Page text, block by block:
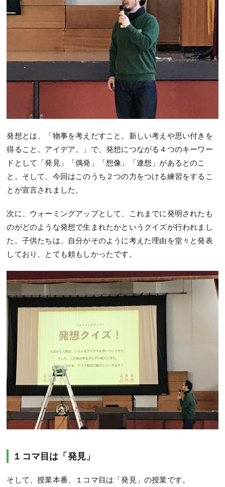
発想とは、「物事を考えだすこと。新しい考えや思い付きを
得ること。アイデア。」で、発想につながる４つのキーワー
ドとして「発見」「偶発」「想像」「連想」があるとのこ
と。そして、今回はこのうち２つの力をつける練習をするこ
とが宣言されました。
次に、ウォーミングアップとして、これまでに発明されたも
のがどのような発想で生まれたかというクイズが行われまし
た。子供たちは、自分がそのように考えた理由を堂々と発表
しており、とても頼もしかったです。
１コマ目は「発見」
そして、授業本番、１コマ目は「発見」の授業です。